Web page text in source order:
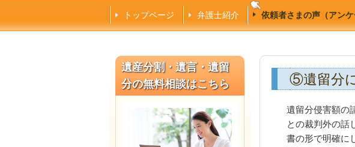
トップページ 弁護士紹介 依頼者さまの声（アンケ
⑤遺留分
遺留分侵害額の
との裁判外の話
書の形で明確に
遺産分割・遺言・遺留
分の無料相談はこちら